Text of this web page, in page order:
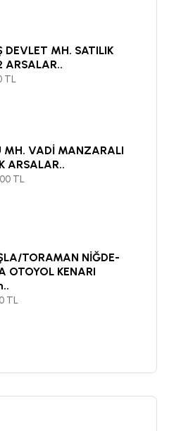
DEVLET MH. SATILIK
ARSALAR..
TL
MH. VADİ MANZARALI
ARSALAR..
TL
TORAMAN NİĞDE-
OTOYOL KENARI
TL